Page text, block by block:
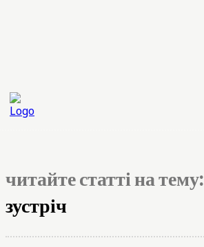
читайте статті на тему:
зустріч